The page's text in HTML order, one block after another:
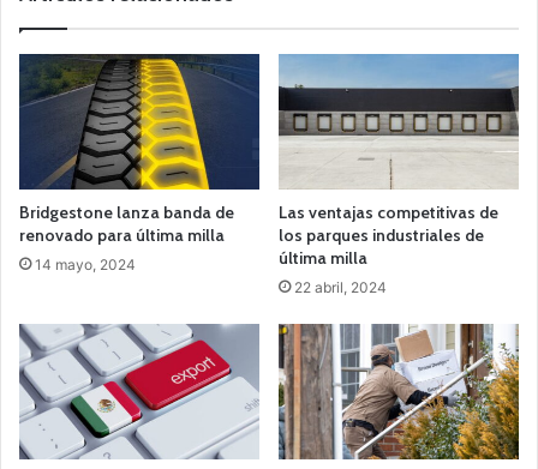
Bridgestone lanza banda de
renovado para última milla
14 mayo, 2024
Las ventajas competitivas de
los parques industriales de
última milla
22 abril, 2024